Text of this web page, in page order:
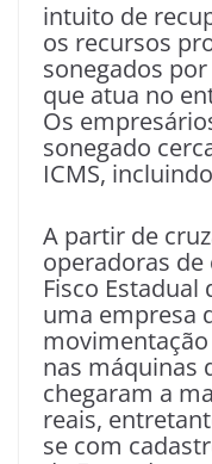
intuito de
os recursos
sonegados
que atua no
Os
sonegado
ICMS,
A partir de
operadoras
Fisco
uma empresa
nas máquinas
chegaram a
reais,
se com